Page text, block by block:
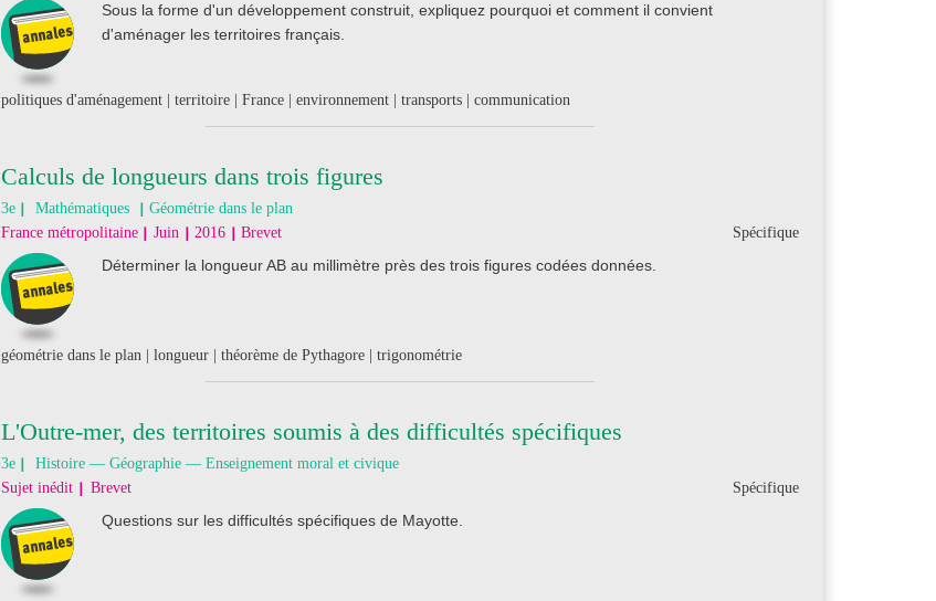
Sous la forme d'un développement construit, expliquez pourquoi et comment il convient
d'aménager les territoires français.
politiques d'aménagement | territoire | France | environnement | transports | communication
Calculs de longueurs dans trois figures
3e Mathématiques
Géométrie dans le plan
Spécifique
France métropolitaine Juin 2016 Brevet
Déterminer la longueur AB au millimètre près des trois figures codées données.
géométrie dans le plan | longueur | théorème de Pythagore | trigonométrie
L'Outre-mer, des territoires soumis à des difficultés spécifiques
3e
Histoire — Géographie — Enseignement moral et civique
Spécifique
Sujet inédit Brevet
Questions sur les difficultés spécifiques de Mayotte.